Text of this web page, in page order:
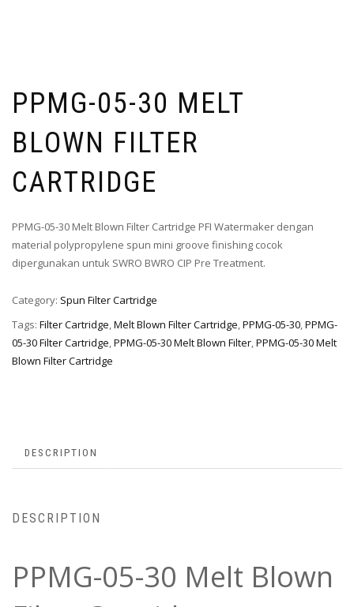
PPMG-05-30 MELT
BLOWN FILTER
CARTRIDGE
PPMG-05-30 Melt Blown Filter Cartridge PFI Watermaker dengan
material polypropylene spun mini groove finishing cocok
dipergunakan untuk SWRO BWRO CIP Pre Treatment.
Category: Spun Filter Cartridge
Tags: Filter Cartridge,Melt Blown Filter Cartridge,PPMG-05-30,PPMG-
05-30 Filter Cartridge,PPMG-05-30 Melt Blown Filter,PPMG-05-30 Melt
Blown Filter Cartridge
DESCRIPTION
DESCRIPTION
PPMG-05-30 Melt Blown